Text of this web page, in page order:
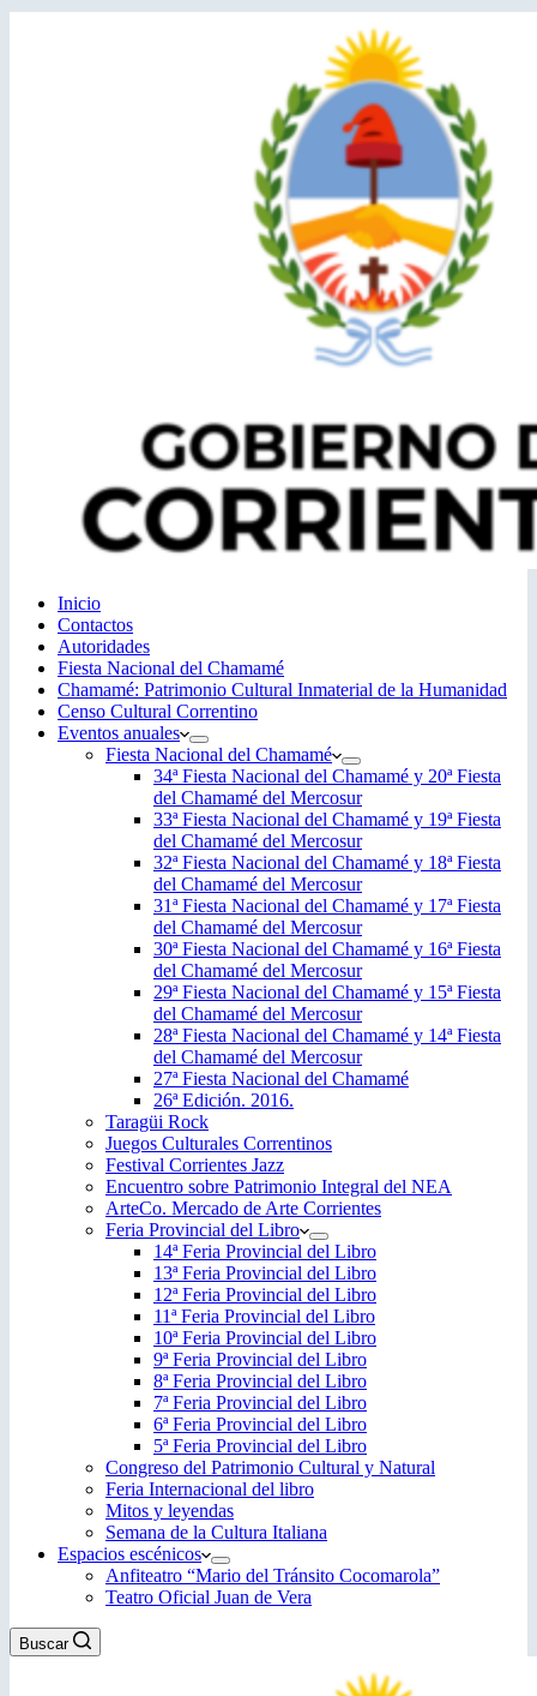
Inicio
Contactos
Autoridades
Fiesta Nacional del Chamamé
Chamamé: Patrimonio Cultural Inmaterial de la Humanidad
Censo Cultural Correntino
Eventos anuales
Fiesta Nacional del Chamamé
34ª Fiesta Nacional del Chamamé y 20ª Fiesta
del Chamamé del Mercosur
33ª Fiesta Nacional del Chamamé y 19ª Fiesta
del Chamamé del Mercosur
32ª Fiesta Nacional del Chamamé y 18ª Fiesta
del Chamamé del Mercosur
31ª Fiesta Nacional del Chamamé y 17ª Fiesta
del Chamamé del Mercosur
30ª Fiesta Nacional del Chamamé y 16ª Fiesta
del Chamamé del Mercosur
29ª Fiesta Nacional del Chamamé y 15ª Fiesta
del Chamamé del Mercosur
28ª Fiesta Nacional del Chamamé y 14ª Fiesta
del Chamamé del Mercosur
27ª Fiesta Nacional del Chamamé
26ª Edición. 2016.
Taragüi Rock
Juegos Culturales Correntinos
Festival Corrientes Jazz
Encuentro sobre Patrimonio Integral del NEA
ArteCo. Mercado de Arte Corrientes
Feria Provincial del Libro
14ª Feria Provincial del Libro
13ª Feria Provincial del Libro
12ª Feria Provincial del Libro
11ª Feria Provincial del Libro
10ª Feria Provincial del Libro
9ª Feria Provincial del Libro
8ª Feria Provincial del Libro
7ª Feria Provincial del Libro
6ª Feria Provincial del Libro
5ª Feria Provincial del Libro
Congreso del Patrimonio Cultural y Natural
Feria Internacional del libro
Mitos y leyendas
Semana de la Cultura Italiana
Espacios escénicos
Anfiteatro “Mario del Tránsito Cocomarola”
Teatro Oficial Juan de Vera
Buscar